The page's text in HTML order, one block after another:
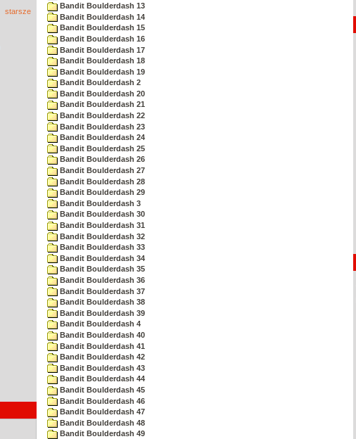
starsze
Bandit Boulderdash 13
Bandit Boulderdash 14
Bandit Boulderdash 15
Bandit Boulderdash 16
Bandit Boulderdash 17
Bandit Boulderdash 18
Bandit Boulderdash 19
Bandit Boulderdash 2
Bandit Boulderdash 20
Bandit Boulderdash 21
Bandit Boulderdash 22
Bandit Boulderdash 23
Bandit Boulderdash 24
Bandit Boulderdash 25
Bandit Boulderdash 26
Bandit Boulderdash 27
Bandit Boulderdash 28
Bandit Boulderdash 29
Bandit Boulderdash 3
Bandit Boulderdash 30
Bandit Boulderdash 31
Bandit Boulderdash 32
Bandit Boulderdash 33
Bandit Boulderdash 34
Bandit Boulderdash 35
Bandit Boulderdash 36
Bandit Boulderdash 37
Bandit Boulderdash 38
Bandit Boulderdash 39
Bandit Boulderdash 4
Bandit Boulderdash 40
Bandit Boulderdash 41
Bandit Boulderdash 42
Bandit Boulderdash 43
Bandit Boulderdash 44
Bandit Boulderdash 45
Bandit Boulderdash 46
Bandit Boulderdash 47
Bandit Boulderdash 48
Bandit Boulderdash 49